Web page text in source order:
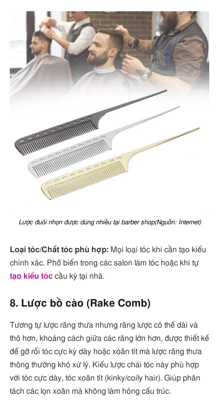
Lược đuôi nhọn được dùng nhiều tại barber shop(Nguồn: Internet)
Loại tóc/Chất tóc phù hợp: Mọi loại tóc khi cần tạo kiểu
chính xác. Phổ biến trong các salon làm tóc hoặc khi tự
tạo kiểu tóc cầu kỳ tại nhà.
8. Lược bồ cào (Rake Comb)
Tương tự lược răng thưa nhưng răng lược có thể dài và
thô hơn, khoảng cách giữa các răng lớn hơn, được thiết kế
để gỡ rối tóc cực kỳ dày hoặc xoăn tít mà lược răng thưa
thông thường khó xử lý. Kiểu lược chải tóc này phù hợp
với tóc cực dày, tóc xoăn tít (kinky/coily hair). Giúp phân
tách các lọn xoăn mà không làm hỏng cấu trúc.